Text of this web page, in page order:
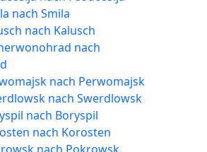
nach Smila
nach Kalusch
nach
nach Perwomajsk
nach Swerdlowsk
nach Boryspil
nach Korosten